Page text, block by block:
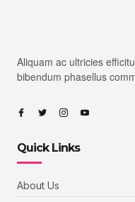
Aliquam ac ultricies
bibendum phasellus
Quick Links
About Us